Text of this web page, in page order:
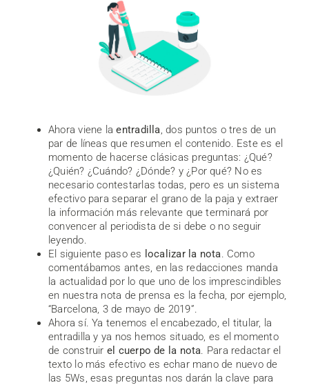
Ahora viene laentradilla, dos puntos o tres de un
par de líneas que resumen el contenido. Este es el
momento de hacerse clásicas preguntas: ¿Qué?
¿Quién? ¿Cuándo? ¿Dónde? y ¿Por qué? No es
necesario contestarlas todas, pero es un sistema
efectivo para separar el grano de la paja y extraer
la información más relevante que terminará por
convencer al periodista de si debe o no seguir
leyendo.
El siguiente paso es localizar la nota. Como
comentábamos antes, en las redacciones manda
la actualidad por lo que uno de los imprescindibles
en nuestra nota de prensa es la fecha, por ejemplo,
“Barcelona, 3 de mayo de 2019”.
Ahora sí. Ya tenemos el encabezado, el titular, la
entradilla y ya nos hemos situado, es el momento
de construir el cuerpo de la nota. Para redactar el
texto lo más efectivo es echar mano de nuevo de
las 5Ws, esas preguntas nos darán la clave para